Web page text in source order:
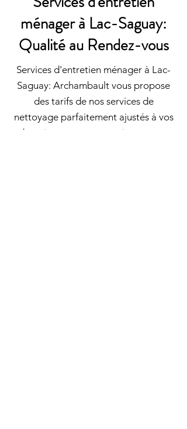
ménager à Lac-Saguay:
Qualité au Rendez-vous
Services d'entretien ménager à Lac-
Saguay: Archambault vous propose
des tarifs de nos services de
nettoyage parfaitement ajustés à vos
besoins, tout en garantissant une